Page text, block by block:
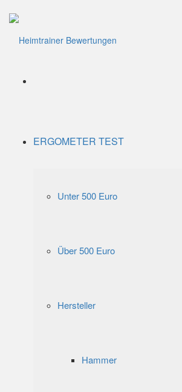
ERGOMETER TEST
Unter 500 Euro
Über 500 Euro
Hersteller
Hammer